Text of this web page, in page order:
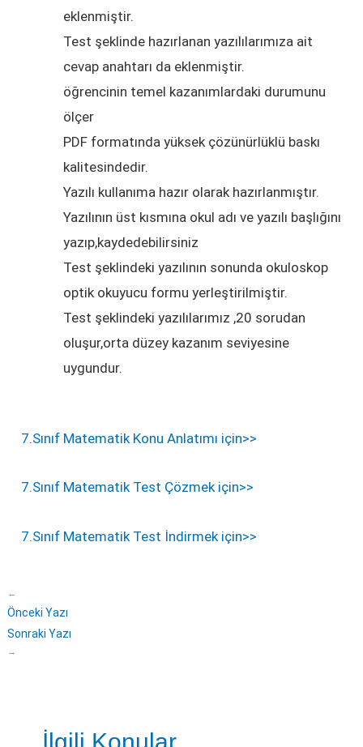
eklenmiştir.
Test şeklinde hazırlanan yazılılarımıza ait
cevap anahtarı da eklenmiştir.
öğrencinin temel kazanımlardaki durumunu
ölçer
PDF formatında yüksek çözünürlüklü baskı
kalitesindedir.
Yazılı kullanıma hazır olarak hazırlanmıştır.
Yazılının üst kısmına okul adı ve yazılı başlığını
yazıp,kaydedebilirsiniz
Test şeklindeki yazılının sonunda okuloskop
optik okuyucu formu yerleştirilmiştir.
Test şeklindeki yazılılarımız ,20 sorudan
oluşur,orta düzey kazanım seviyesine
uygundur.
7.Sınıf Matematik Konu Anlatımı için>>
7.Sınıf Matematik Test Çözmek için>>
7.Sınıf Matematik Test İndirmek için>>
←
Önceki Yazı
Sonraki Yazı
→
İlgili Konular